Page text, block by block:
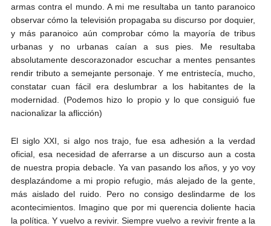
armas contra el mundo. A mi me resultaba un tanto paranoico
observar cómo la televisión propagaba su discurso por doquier,
y más paranoico aún comprobar cómo la mayoría de tribus
urbanas y no urbanas caían a sus pies. Me resultaba
absolutamente descorazonador escuchar a mentes pensantes
rendir tributo a semejante personaje. Y me entristecía, mucho,
constatar cuan fácil era deslumbrar a los habitantes de la
modernidad. (Podemos hizo lo propio y lo que consiguió fue
nacionalizar la aflicción)
El siglo XXI, si algo nos trajo, fue esa adhesión a la verdad
oficial, esa necesidad de aferrarse a un discurso aun a costa
de nuestra propia debacle. Ya van pasando los años, y yo voy
desplazándome a mi propio refugio, más alejado de la gente,
más aislado del ruido. Pero no consigo deslindarme de los
acontecimientos. Imagino que por mi querencia doliente hacia
la política. Y vuelvo a revivir. Siempre vuelvo a revivir frente a la